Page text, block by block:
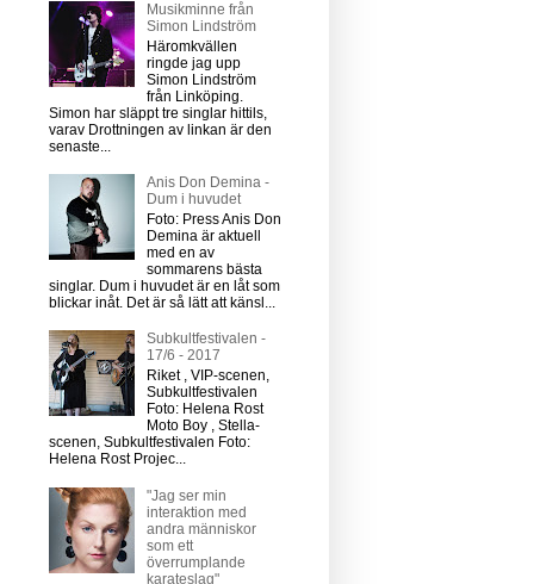
Musikminne från
Simon Lindström
Häromkvällen
ringde jag upp
Simon Lindström
från Linköping.
Simon har släppt tre singlar hittils,
varav Drottningen av linkan är den
senaste...
Anis Don Demina -
Dum i huvudet
Foto: Press Anis Don
Demina är aktuell
med en av
sommarens bästa
singlar. Dum i huvudet är en låt som
blickar inåt. Det är så lätt att känsl...
Subkultfestivalen -
17/6 - 2017
Riket , VIP-scenen,
Subkultfestivalen
Foto: Helena Rost
Moto Boy , Stella-
scenen, Subkultfestivalen Foto:
Helena Rost Projec...
"Jag ser min
interaktion med
andra människor
som ett
överrumplande
karateslag"